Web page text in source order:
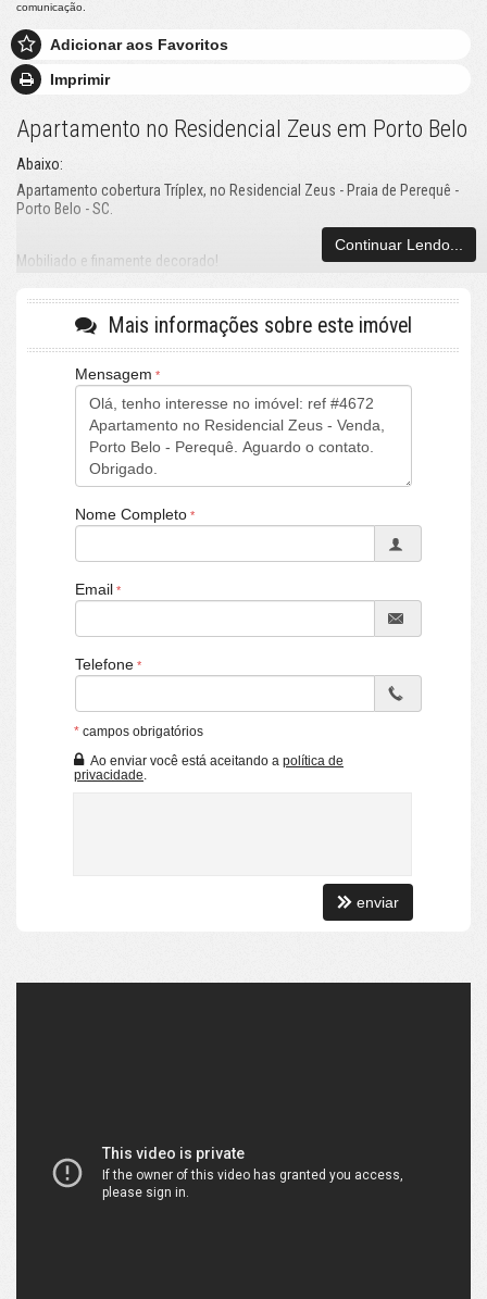
comunicação.
Adicionar aos Favoritos
Imprimir
Apartamento no Residencial Zeus em Porto Belo
Abaixo:
Apartamento cobertura Tríplex, no Residencial Zeus - Praia de Perequê -
Porto Belo - SC.
Mobiliado e finamente decorado!
Área Total: 234 m²;
Área Privativa: 195 m²;
Lavanderia;
Área de festas privativa no roof top c/Churrasqueira à carvão, forno e
fogão à lenha, lavabo, chuveiro, cobertura em madeira de itaúba e ao ar
livre uma banheira SPA de hidromassagem p/ 5 pessoas;
Mobília toda sob medida;
Andar: 5°, 6° e 7°.
Espera p/ aspiração central.
Espera para elevador de 3 paradas "privativo interno no apartamento".
Energia: 220v;
Garagem: 1 vaga estendida (cabe 2 camionetes c/ tomada p/ veículos
elétricos).
De R$2.900.000,00
Por R$2.500.000,00.
Pronto para Morar!
Despensa
Internet / WiFi
Piso Porcelanato
Continuar Lendo...
Mais informações sobre este imóvel
Mensagem
Nome Completo
Email
Telefone
* campos obrigatórios
Ao enviar você está aceitando a política de
privacidade
enviar